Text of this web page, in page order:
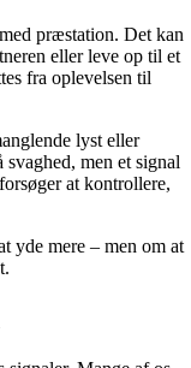
præstation. Det kan
eller leve op til et
fra oplevelsen til
lyst eller
men et signal
at kontrollere,
yde mere – men om at